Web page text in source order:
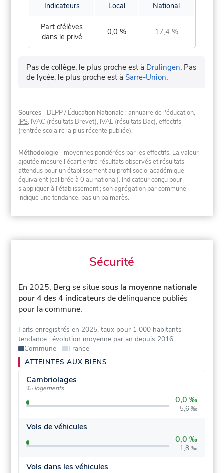
Indicateurs Local National
Part d'élèves
dans le privé
0,0 % 17,4 %
Pas de collège, le plus proche est à Drulingen. Pas
de lycée, le plus proche est àSarre-Union.
Sources - DEPP / Éducation Nationale : annuaire de l'éducation,
IPS, IVAC (résultats Brevet), IVAL (résultats Bac), effectifs
(rentrée scolaire la plus récente publiée).
Méthodologie - moyennes pondérées par les effectifs. La valeur
ajoutée mesure l'écart entre résultats observés et résultats
attendus pour un établissement au profil socio-académique
équivalent (calibrée à 0 au national). Indicateur conçu pour
s'appliquer à l'établissement ; son agrégation par commune
indique une tendance, pas un palmarès.
Sécurité
En 2025, Berg se situesous la moyenne nationale
pour 4 des 4 indicateurs de délinquance publiés
pour la commune.
Faits enregistrés en 2025, taux pour 1 000 habitants ·
tendance : évolution moyenne par an depuis 2016
Commune
France
ATTEINTES AUX BIENS
Cambriolages
‰ logements
0,0 ‰
5,6 ‰
Vols de véhicules
0,0 ‰
1,8 ‰
Vols dans les véhicules